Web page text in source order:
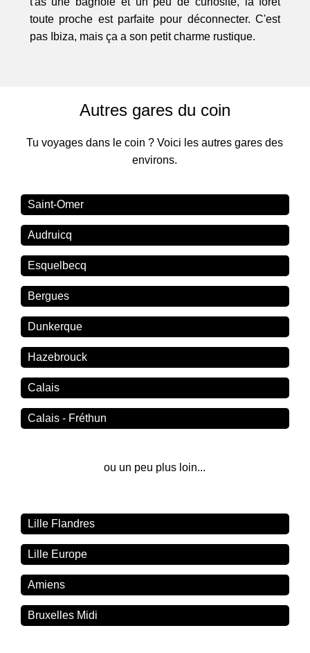
toute proche est parfaite pour déconnecter. C'est
pas Ibiza, mais ça a son petit charme rustique.
Autres gares du coin
Tu voyages dans le coin ? Voici les autres gares des
environs.
Saint-Omer
Audruicq
Esquelbecq
Bergues
Dunkerque
Hazebrouck
Calais
Calais - Fréthun
ou un peu plus loin...
Lille Flandres
Lille Europe
Amiens
Bruxelles Midi